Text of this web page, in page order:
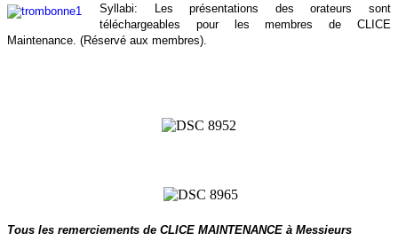
Syllabi: Les présentations des orateurs sont
téléchargeables pour les membres de CLICE
Maintenance. (Réservé aux membres).
Tous les remerciements de CLICE MAINTENANCE à Messieurs